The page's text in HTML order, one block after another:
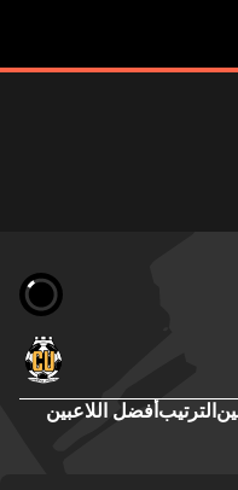
الترتيب أفضل اللاعبين